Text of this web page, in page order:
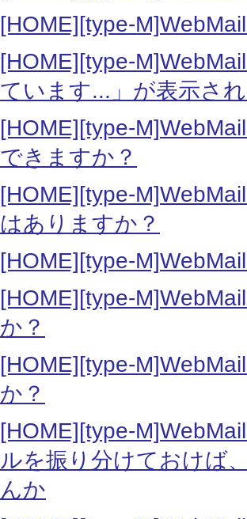
[HOME][type-
[HOME][type-
ています...」が表示さ
[HOME][type-
できますか？
[HOME][type-
はありますか？
[HOME][type-
[HOME][type-
か？
[HOME][type-
か？
[HOME][type-
ルを振り分けておけば
んか